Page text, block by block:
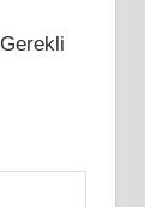
Gerekli